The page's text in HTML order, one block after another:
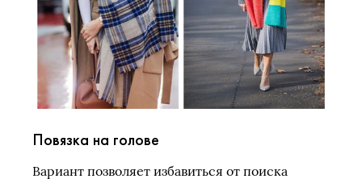
Повязка на голове
Вариант позволяет избавиться от поиска